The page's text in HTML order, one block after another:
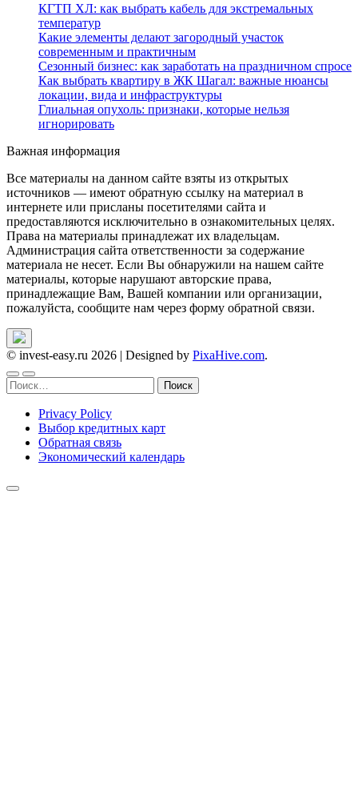
КГТП ХЛ: как выбрать кабель для экстремальных
температур
Какие элементы делают загородный участок
современным и практичным
Сезонный бизнес: как заработать на праздничном спросе
Как выбрать квартиру в ЖК Шагал: важные нюансы
локации, вида и инфраструктуры
Глиальная опухоль: признаки, которые нельзя
игнорировать
Важная информация
Все материалы на данном сайте взяты из открытых
источников — имеют обратную ссылку на материал в
интернете или присланы посетителями сайта и
предоставляются исключительно в ознакомительных целях.
Права на материалы принадлежат их владельцам.
Администрация сайта ответственности за содержание
материала не несет. Если Вы обнаружили на нашем сайте
материалы, которые нарушают авторские права,
принадлежащие Вам, Вашей компании или организации,
пожалуйста, сообщите нам через форму обратной связи.
© invest-easy.ru 2026 | Designed by PixaHive.com.
Найти:
Privacy Policy
Выбор кредитных карт
Обратная связь
Экономический календарь